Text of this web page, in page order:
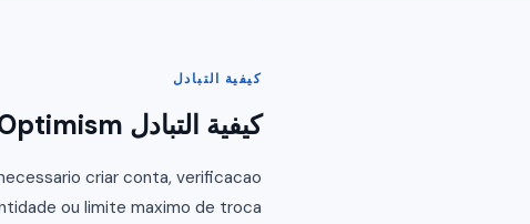
كيفية التبادل
كيفية التبادل Ethereum por Optimism
criar conta, verificacao
ou limite maximo de troca.